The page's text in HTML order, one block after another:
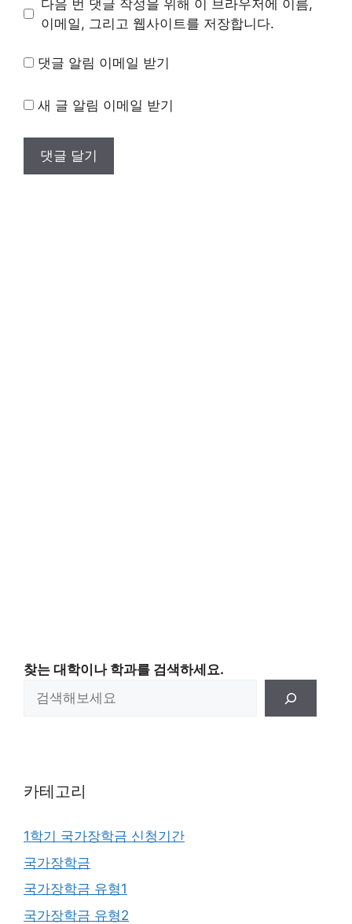
트
다음 번 댓글 작성을 위해 이 브라우저에 이름,
이메일, 그리고 웹사이트를 저장합니다.
댓글 알림 이메일 받기
새 글 알림 이메일 받기
찾는 대학이나 학과를 검색하세요.
카테고리
1학기 국가장학금 신청기간
국가장학금
국가장학금 유형1
국가장학금 유형2